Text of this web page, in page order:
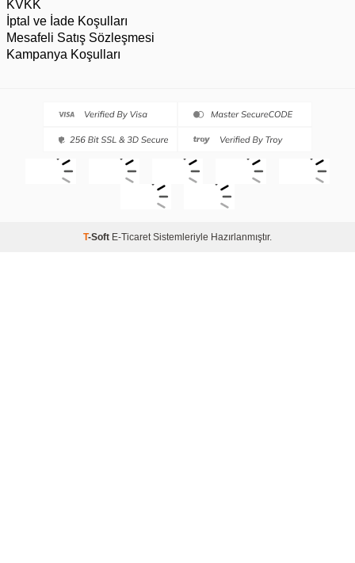
KVKK
İptal ve İade Koşulları
Mesafeli Satış Sözleşmesi
Kampanya Koşulları
T-Soft E-TicaretSistemleriyle Hazırlanmıştır.